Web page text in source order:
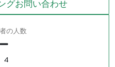
グお問い合わせ
の人数